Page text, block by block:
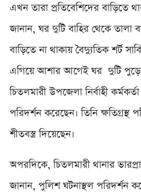
এখন তারা প্রতিবেশিদের বাড়িতে
জানান, ঘর দুটি বাহির থেকে তালা
বাড়িতে না থাকায় বৈদ্যুতিক শর্ট
এগিয়ে আশার আগেই ঘর দুটি পুড়ে
চিতলমারী উপজেলা নির্বাহী
পরিদর্শন করেছেন। তিনি
শীতবস্ত্র দিয়েছেন।
অপরদিকে, চিতলমারী থানার
জানান, পুলিশ ঘটনাস্থল পরিদর্শন